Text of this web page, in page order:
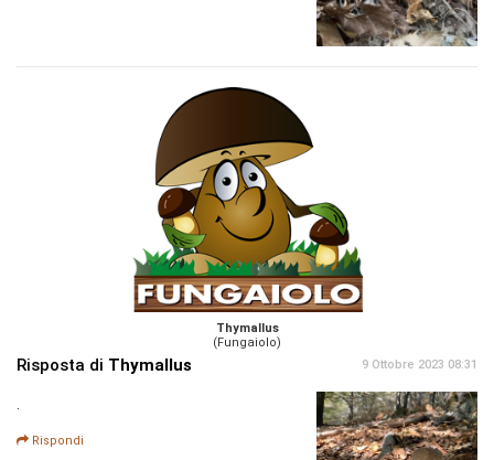
Thymallus
(Fungaiolo)
Risposta di Thymallus 9 Ottobre 2023 08:31
Rispondi